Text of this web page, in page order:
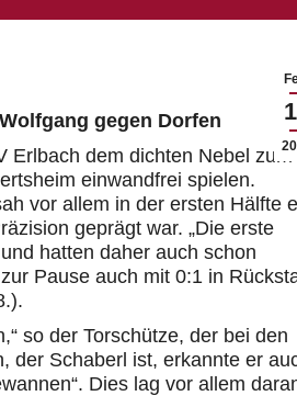
gegen Dorfen
Erlbach dem dichten Nebel zum
einwandfrei spielen.
vor allem in der ersten Hälfte
geprägt war. „Die erste
hatten daher auch schon
Pause auch mit 0:1 in
so der Torschütze, der bei den
der Schaberl ist, erkannte er
Dies lag vor allem